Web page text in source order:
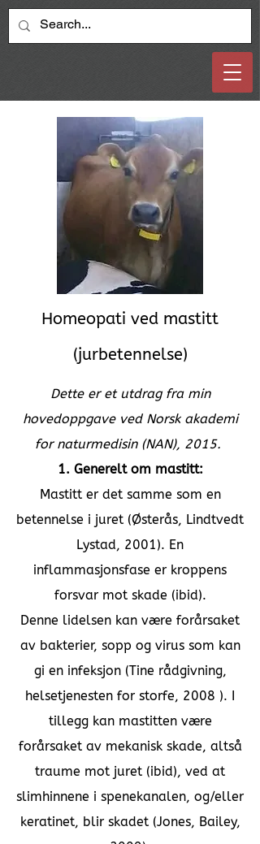
Homeopati ved mastitt
(jurbetennelse)
Dette er et utdrag fra min
hovedoppgave ved Norsk akademi
for naturmedisin (NAN), 2015.
1. Generelt om mastitt:
Mastitt er det samme som en
betennelse i juret (Østerås, Lindtvedt
Lystad, 2001). En
inflammasjonsfase er kroppens
forsvar mot skade (ibid).
Denne lidelsen kan være forårsaket
av bakterier, sopp og virus som kan
gi en infeksjon (Tine rådgivning,
helsetjenesten for storfe, 2008 ). I
tillegg kan mastitten være
forårsaket av mekanisk skade, altså
traume mot juret (ibid), ved at
slimhinnene i spenekanalen, og/eller
keratinet, blir skadet (Jones, Bailey,